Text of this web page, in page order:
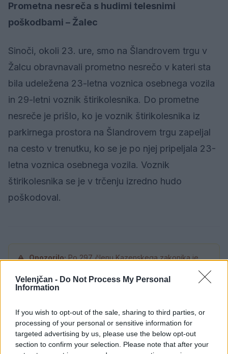
Velenjčan - Do Not Process My Personal
Information
If you wish to opt-out of the sale, sharing to third parties, or
processing of your personal or sensitive information for
targeted advertising by us, please use the below opt-out
section to confirm your selection. Please note that after your
Prometna nesreča s hudimi telesnimi
poškodbami – Žalec
Sinoči, okoli 23. ure, smo na Šlandrovem trgu v
Žalcu obravnavali prometno nesrečo v kateri sta
bila udeležena 23-letna voznica osebnega vozila
in 29-letni voznik štirikolesnika. Do prometne
nesreče je prišlo, ko je voznik štirikolesnika iz
parkirnega prostora na Šlandrovem trgu zapeljal
na cesto v trenutku, ko se je po njej pripeljala 23-
letna voznica osebnega vozila. Voznik
štirikolesnika se je v trčenju izredno hudo
poškodoval.
Opozorilo:Po 297. členu Kazenskega zakonika je
posameznik kazensko odgovoren za javno spodbujanje
sovraštva, nasilja ali nestrpnosti. Komentarji z žaljivimi,
rasističnimi, diskriminatornimi ali nezakonitimi vsebinami
Failed to fetch